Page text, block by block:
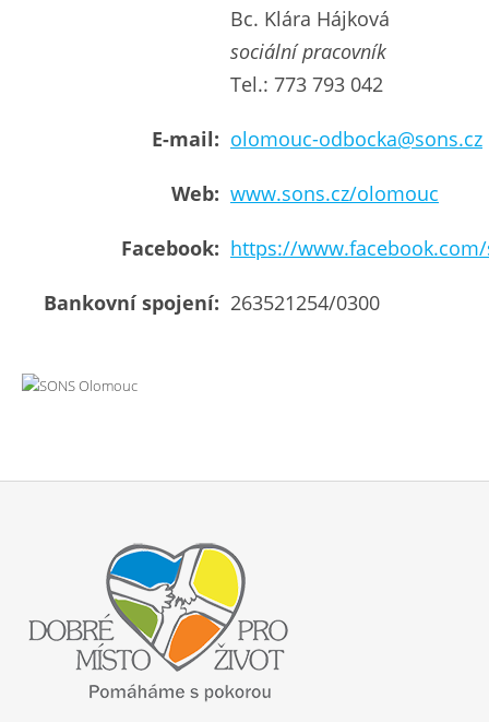
Bc. Klára Hájková
sociální pracovník
Tel.: 773 793 042
E-mail: olomouc-odbocka@sons.cz
Web: www.sons.cz/olomouc
Facebook: https://
Bankovní spojení: 263521254/0300